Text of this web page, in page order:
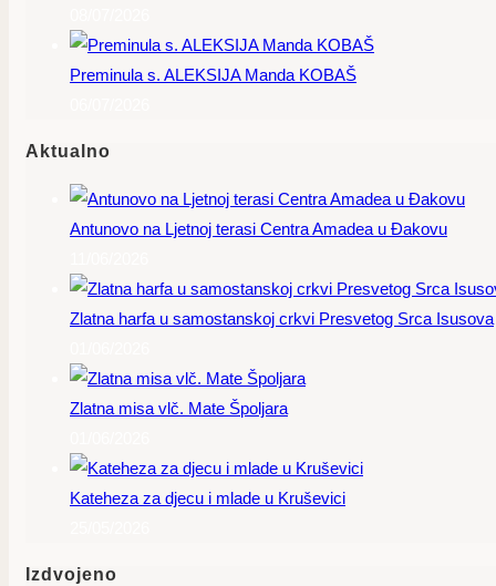
Preminula s. ALEKSIJA Manda KOBAŠ
Aktualno
Antunovo na Ljetnoj terasi Centra Amadea u Đakovu
Zlatna harfa u samostanskoj crkvi Presvetog Srca Isusova
Zlatna misa vlč. Mate Špoljara
Kateheza za djecu i mlade u Kruševici
Izdvojeno